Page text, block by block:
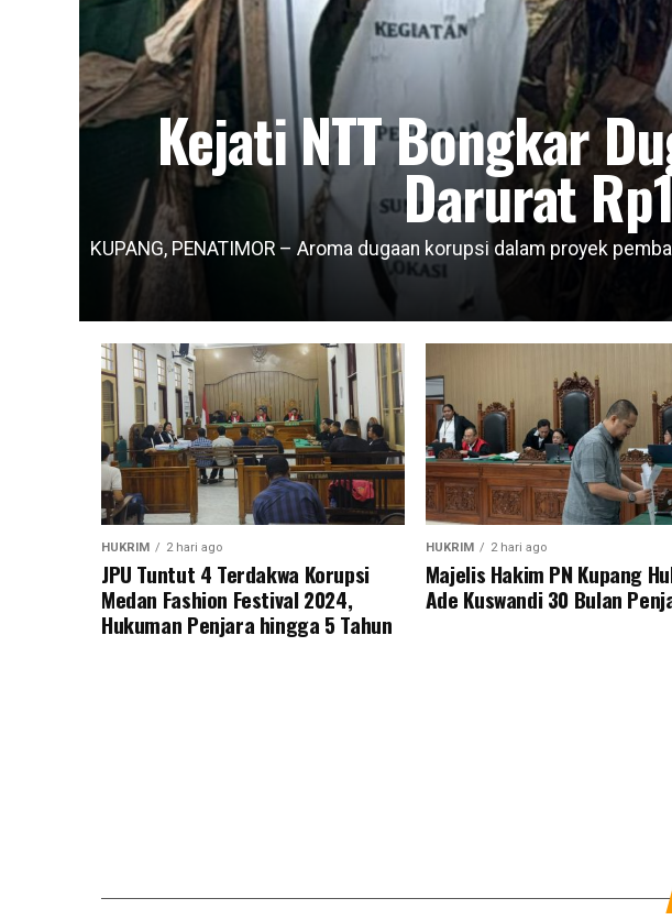
Kejati NTT Bongkar
Darurat
KUPANG, PENATIMOR – Aroma dugaan korupsi dalam proyek
HUKRIM 2 hari ago
JPU Tuntut 4 Terdakwa Korupsi
Medan Fashion Festival 2024,
Hukuman Penjara hingga 5 Tahun
HUKRIM 2 hari ago
Majelis Hakim PN Kupang
Ade Kuswandi 30 Bulan